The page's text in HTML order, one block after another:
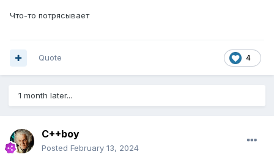
Что-то потрясывает
4
Quote
1 month later...
C++boy
Posted February 13, 2024